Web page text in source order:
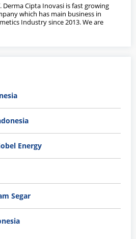
Derma Cipta Inovasi is fast growing
which has main business in
Industry since 2013. We are
Energy
Segar